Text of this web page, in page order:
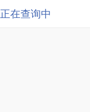
正在查询中